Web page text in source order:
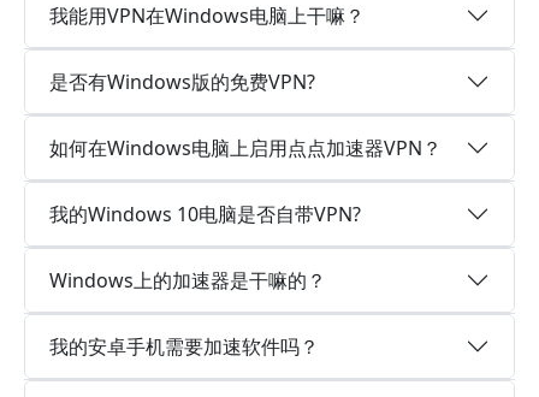
我能用VPN在Windows电脑上干嘛？
是否有Windows版的免费VPN?
如何在Windows电脑上启用点点加速器VPN？
我的Windows 10电脑是否自带VPN?
Windows上的加速器是干嘛的？
我的安卓手机需要加速软件吗？